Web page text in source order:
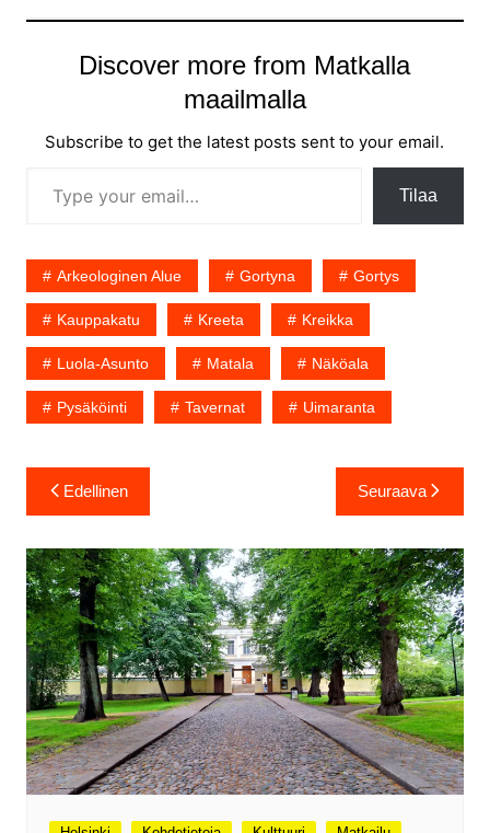
Discover more from Matkalla
maailmalla
Subscribe to get the latest posts sent to your email.
Tilaa
Arkeologinen Alue Gortyna Gortys
Kauppakatu Kreeta Kreikka
Luola-Asunto Matala Näköala
Pysäköinti Tavernat Uimaranta
Artikkelien
selaus
Edellinen Seuraava